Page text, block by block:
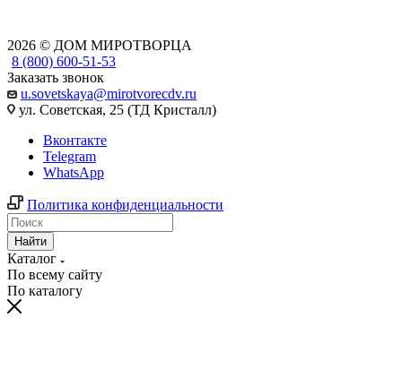
2026 © ДОМ МИРОТВОРЦА
8 (800) 600-51-53
Заказать звонок
u.sovetskaya@mirotvorecdv.ru
ул. Советская, 25 (ТД Кристалл)
Вконтакте
Telegram
WhatsApp
Политика конфиденциальности
Найти
Каталог
По всему сайту
По каталогу